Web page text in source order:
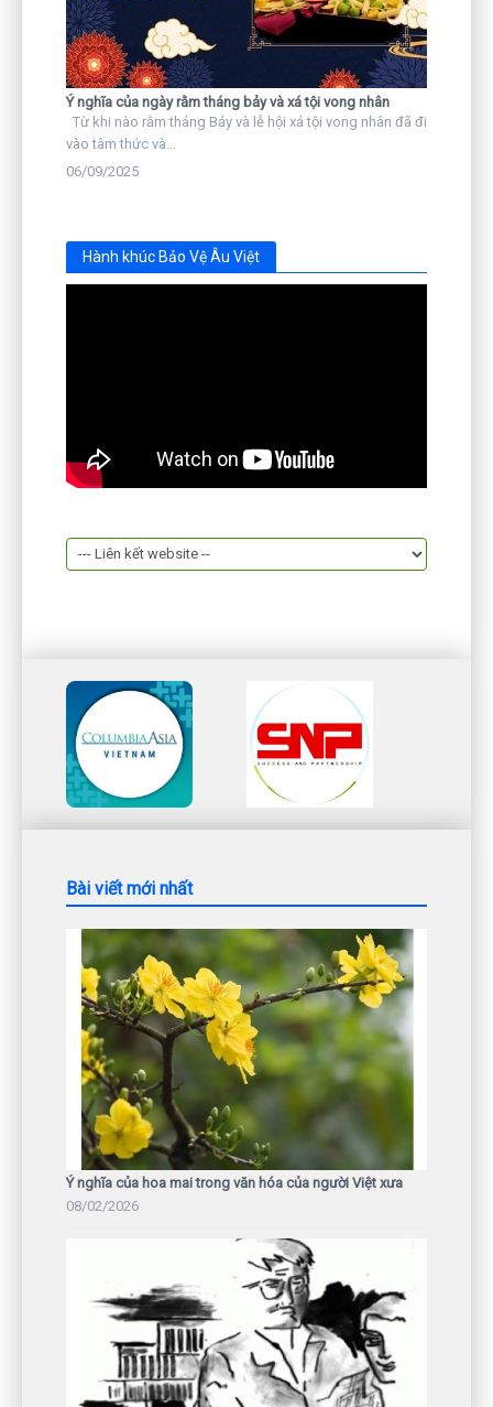
Ý nghĩa của ngày rằm tháng bảy và xá tội vong nhân
Từ khi nào rằm tháng Bảy và lễ hội xá tội vong nhân đã đi
vào tâm thức và...
06/09/2025
Hành khúc Bảo Vệ Âu Việt
Bài viết mới nhất
Ý nghĩa của hoa mai trong văn hóa của người Việt xưa
08/02/2026